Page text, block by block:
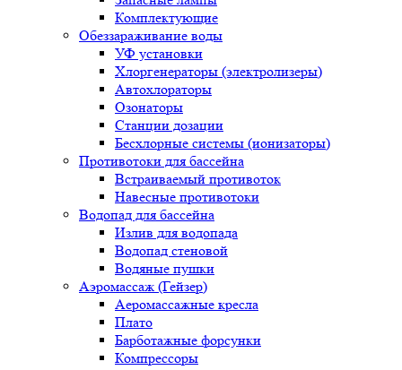
Комплектующие
Обеззараживание воды
УФ установки
Хлоргенераторы (электролизеры)
Автохлораторы
Озонаторы
Станции дозации
Бесхлорные системы (ионизаторы)
Противотоки для бассейна
Встраиваемый противоток
Навесные противотоки
Водопад для бассейна
Излив для водопада
Водопад стеновой
Водяные пушки
Аэромассаж (Гейзер)
Аеромассажные кресла
Плато
Барботажные форсунки
Компрессоры